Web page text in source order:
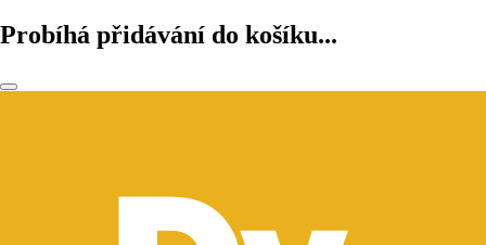
Probíhá přidávání do košíku...